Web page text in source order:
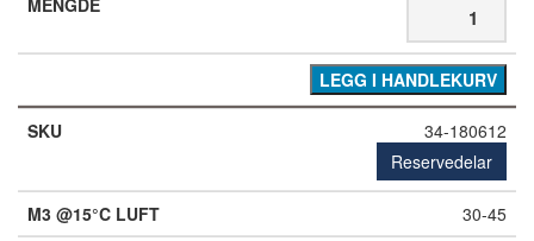
LEGG I HANDLEKURV
34-180612
Reservedelar
30-45